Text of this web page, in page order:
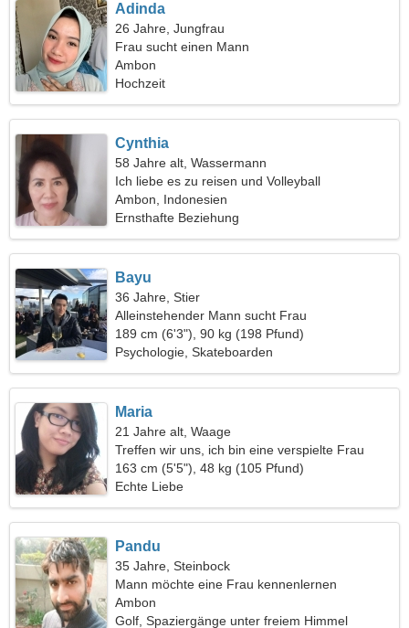
Adinda
26 Jahre, Jungfrau
Frau sucht einen Mann
Ambon
Hochzeit
Cynthia
58 Jahre alt, Wassermann
Ich liebe es zu reisen und Volleyball
Ambon, Indonesien
Ernsthafte Beziehung
Bayu
36 Jahre, Stier
Alleinstehender Mann sucht Frau
189 cm (6'3"), 90 kg (198 Pfund)
Psychologie, Skateboarden
Maria
21 Jahre alt, Waage
Treffen wir uns, ich bin eine verspielte Frau
163 cm (5'5"), 48 kg (105 Pfund)
Echte Liebe
Pandu
35 Jahre, Steinbock
Mann möchte eine Frau kennenlernen
Ambon
Golf, Spaziergänge unter freiem Himmel